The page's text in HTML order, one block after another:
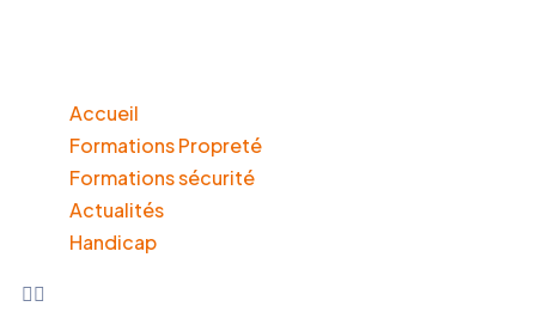
Accueil
Formations Propreté
Formations sécurité
Actualités
Handicap